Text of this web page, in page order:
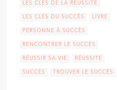
LES CLÉS DE LA RÉUSSITE
LES CLÉS DU SUCCÈS LIVRE
PERSONNE À SUCCÈS
RENCONTRER LE SUCCÈS
RÉUSSIR SA VIE RÉUSSITE
SUCCÈS TROUVER LE SUCCÈS